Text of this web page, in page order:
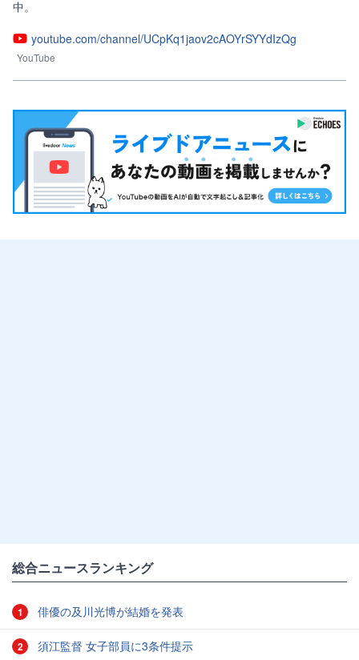
中。
youtube.com/channel/UCpKq1jaov2cAOYrSYYdIzQg
YouTube
総合ニュースランキング
1 俳優の及川光博が結婚を発表
2 須江監督 女子部員に3条件提示